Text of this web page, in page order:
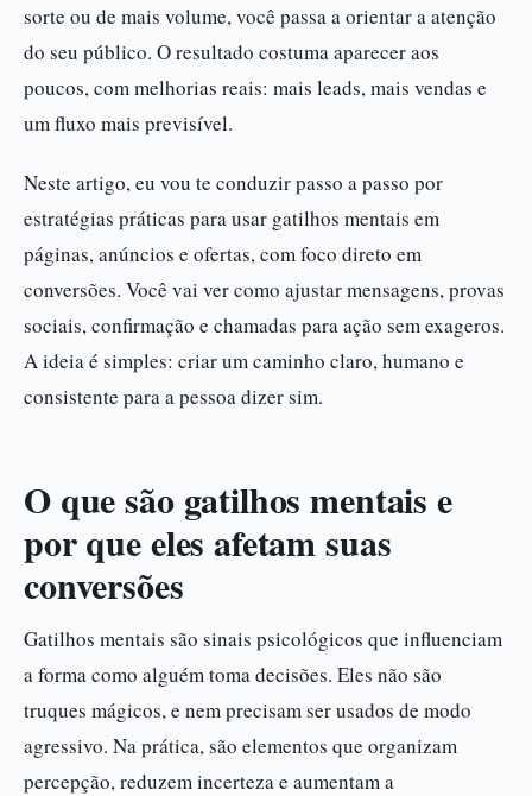
sorte ou de mais volume, você passa a orientar a atenção
do seu público. O resultado costuma aparecer aos
poucos, com melhorias reais: mais leads, mais vendas e
um fluxo mais previsível.
Neste artigo, eu vou te conduzir passo a passo por
estratégias práticas para usar gatilhos mentais em
páginas, anúncios e ofertas, com foco direto em
conversões. Você vai ver como ajustar mensagens, provas
sociais, confirmação e chamadas para ação sem exageros.
A ideia é simples: criar um caminho claro, humano e
consistente para a pessoa dizer sim.
O que são gatilhos mentais e
por que eles afetam suas
conversões
Gatilhos mentais são sinais psicológicos que influenciam
a forma como alguém toma decisões. Eles não são
truques mágicos, e nem precisam ser usados de modo
agressivo. Na prática, são elementos que organizam
percepção, reduzem incerteza e aumentam a